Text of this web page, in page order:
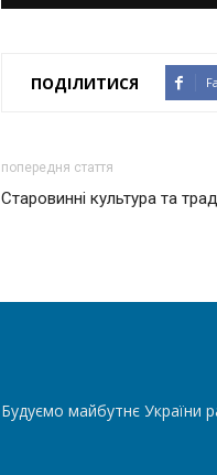
ПОДІЛИТИСЯ
попередня стаття
Старовинні культура та
Будуємо майбутнє України